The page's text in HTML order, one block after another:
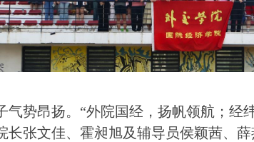
气势昂扬。“外院国经，扬帆领航；经
长张文佳、霍昶旭及辅导员侯颖茜、